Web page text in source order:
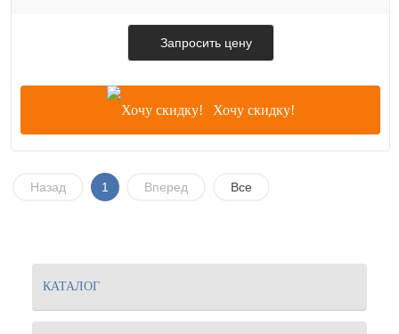
Запросить цену
Хочу скидку!
Назад 1 Вперед Все
КАТАЛОГ